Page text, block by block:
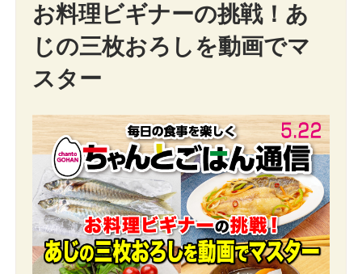
お料理ビギナーの挑戦！あ
じの三枚おろしを動画でマ
スター